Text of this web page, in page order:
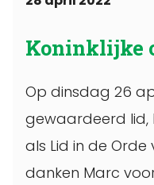
Koninklijke
Op dinsdag 26
gewaardeerd lid,
als Lid in de Orde
danken Marc voor